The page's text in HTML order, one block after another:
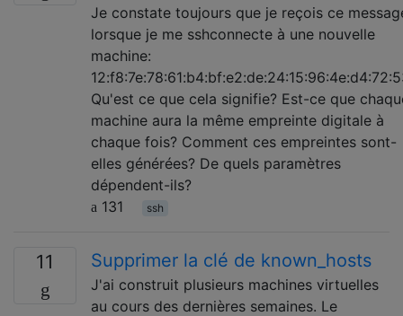
Je constate toujours que je reçois ce
lorsque je me sshconnecte à une nouvelle
machine:
Qu'est ce que cela signifie? Est-ce que
machine aura la même empreinte digitale à
chaque fois? Comment ces empreintes sont-
elles générées? De quels paramètres
dépendent-ils?
131
ssh
11 Supprimer la clé de known_hosts
J'ai construit plusieurs machines virtuelles
au cours des dernières semaines. Le